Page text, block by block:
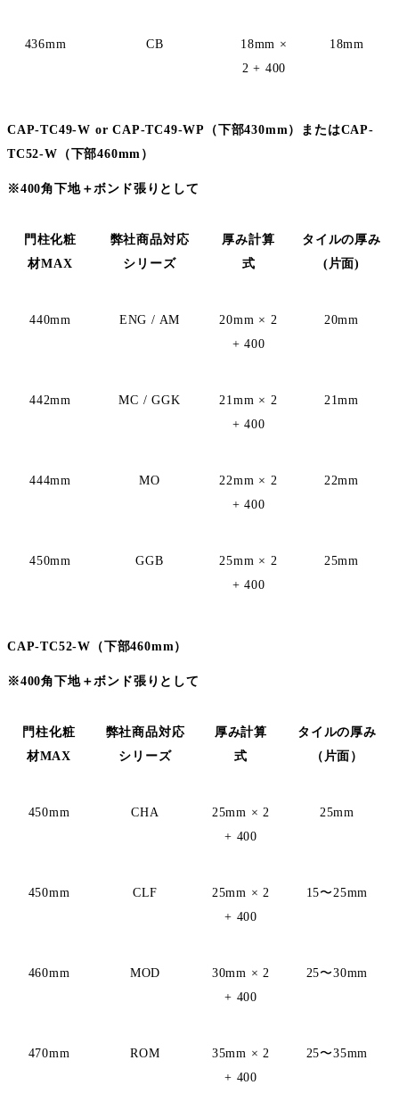
436mm CB
18mm ×
2 + 400
18mm
CAP-TC49-W or CAP-TC49-WP （下部430mm） またはCAP-
TC52-W （下部460mm）
※400角下地＋ボンド張りとして
門柱化粧
材MAX
弊社商品対応
シリーズ
厚み計算
式
タイルの厚み
(片面)
440mm ENG / AM
20mm × 2
+ 400
20mm
442mm MC / GGK
21mm × 2
+ 400
21mm
444mm MO
22mm × 2
+ 400
22mm
450mm GGB
25mm × 2
+ 400
25mm
CAP-TC52-W （下部460mm）
※400角下地＋ボンド張りとして
門柱化粧
材MAX
弊社商品対応
シリーズ
厚み計算
式
タイルの厚み
（片面）
450mm CHA
25mm × 2
+ 400
25mm
450mm CLF
25mm × 2
+ 400
15〜25mm
460mm MOD
30mm × 2
+ 400
25〜30mm
470mm ROM
35mm × 2
+ 400
25〜35mm